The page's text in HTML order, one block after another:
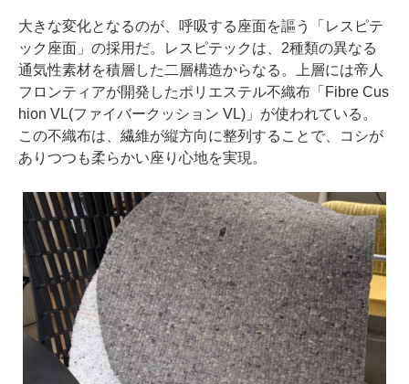
大きな変化となるのが、呼吸する座面を謳う「レスピテ
ック座面」の採用だ。レスピテックは、2種類の異なる
通気性素材を積層した二層構造からなる。上層には帝人
フロンティアが開発したポリエステル不織布「Fibre Cus
hion VL(ファイバークッション VL)」が使われている。
この不織布は、繊維が縦方向に整列することで、コシが
ありつつも柔らかい座り心地を実現。